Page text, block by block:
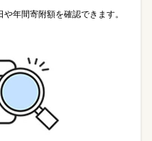
年間寄附額を確認できます。